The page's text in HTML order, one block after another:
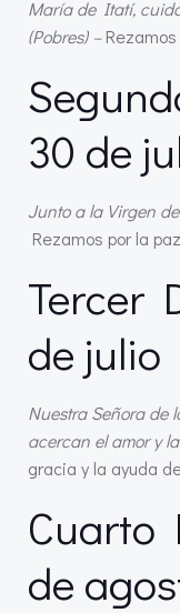
María de Itatí,
(Pobres) –
30 de
Junto a la Virgen
Rezamos por la paz
Tercer
de julio
Nuestra Señora de
acercan el amor y
gracia y la ayuda
Cuarto
de